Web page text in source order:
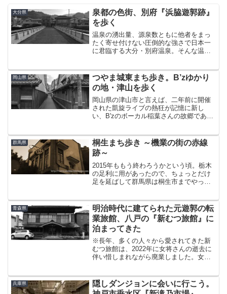
大分県
泉都の色街、別府『浜脇遊郭跡』
を歩く
温泉の湧出量、源泉数ともに他者をまっ
たく寄せ付けない圧倒的な強さで日本一
に君臨する大分・別府温泉。そんな温泉
あり、その中でも最も南にある浜脇温泉
は「別府発祥の地」と呼ば...
岡山県
つやま城東まち歩き。B’zゆかり
の地・津山を歩く
岡山県の津山市と言えば、二年前に開催
された凱旋ライブの熱狂が記憶に新し
い、B'zのボーカル稲葉さんの故郷であ
知られる。そして、知名度はぐんと下が
るが、町並み界にも『城東...
群馬県
桐生まち歩き ～機業の街の赤線
跡～
2015年ももう終わろうかという頃。栃木
の足利に用があったので、ちょっとだけ
足を延ばして群馬県は桐生市までやって
った理由。それと、仲町なる場所にかつ
て赤線があったという...
青森県
明治時代に建てられた元遊郭の転
業旅館、八戸の『新むつ旅館』に
泊まってきた
※長年、多くの人々から愛されてきた新
むつ旅館は、2022年に女将さんの逝去に
伴い惜しまれながら廃業しました。女将
ま旅館として使われている「新むつ旅
館」がある。青森に行く...
兵庫県
隠しダンジョンに会いに行こう。